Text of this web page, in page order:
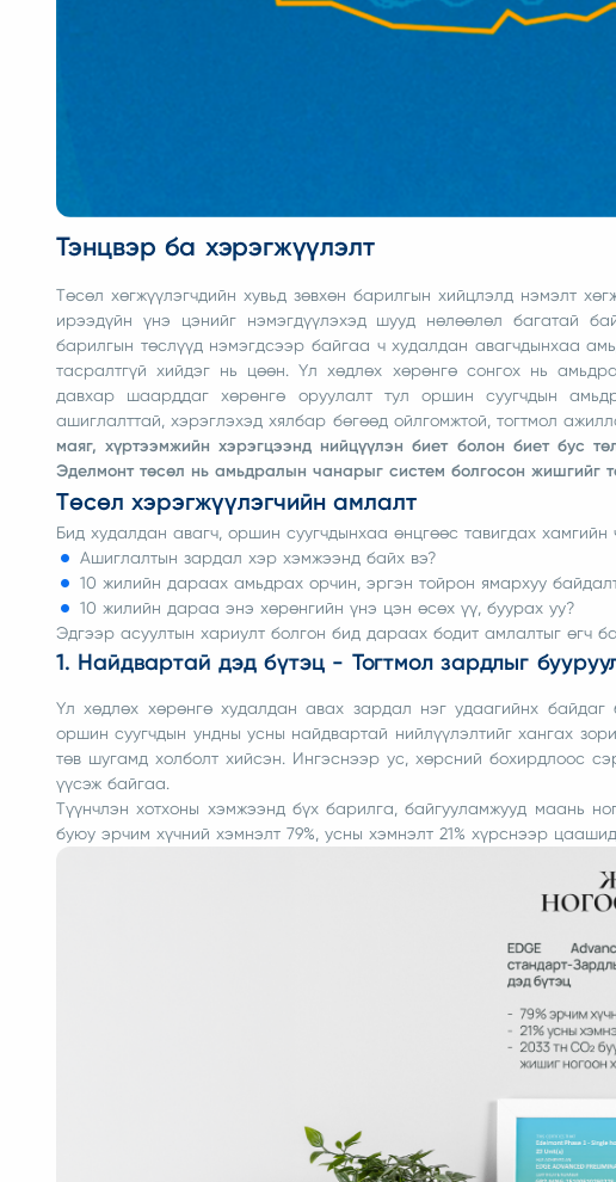
Тэнцвэр ба хэрэгжүүлэлт
Төсөл хөгжүүлэгчдийн хувьд зөвхөн барилгын хийцлэлд нэмэлт
ирээдүйн үнэ цэнийг нэмэгдүүлэхэд шууд нөлөөлөл багатай
барилгын төслүүд нэмэгдсээр байгаа ч худалдан авагчдынхаа
тасралтгүй хийдэг нь цөөн. Үл хөдлөх хөрөнгө сонгох нь
давхар шаарддаг хөрөнгө оруулалт тул оршин суугчдын
ашиглалттай, хэрэглэхэд хялбар бөгөөд ойлгомжтой, тогтмол
маяг, хүртээмжийн хэрэгцээнд нийцүүлэн биет болон биет бус
Эделмонт төсөл нь амьдралын чанарыг систем болгосон жишгийг
Төсөл хэрэгжүүлэгчийн амлалт
Бид худалдан авагч, оршин суугчдынхаа өнцгөөс тавигдах
Ашиглалтын зардал хэр хэмжээнд байх вэ?
10 жилийн дараах амьдрах орчин, эргэн тойрон ямархуу
10 жилийн дараа энэ хөрөнгийн үнэ цэн өсөх үү, буурах уу?
Эдгээр асуултын хариулт болгон бид дараах бодит амлалтыг өгч
1. Найдвартай дэд бүтэц - Тогтмол зардлыг
Үл хөдлөх хөрөнгө худалдан авах зардал нэг удаагийнх
оршин суугчдын ундны усны найдвартай нийлүүлэлтийг хангах
төв шугамд холболт хийсэн. Ингэснээр ус, хөрсний бохирдлоос
үүсэж байгаа.
Түүнчлэн хотхоны хэмжээнд бүх барилга, байгууламжууд маань
буюу эрчим хүчний хэмнэлт 79%, усны хэмнэлт 21% хүрснээр